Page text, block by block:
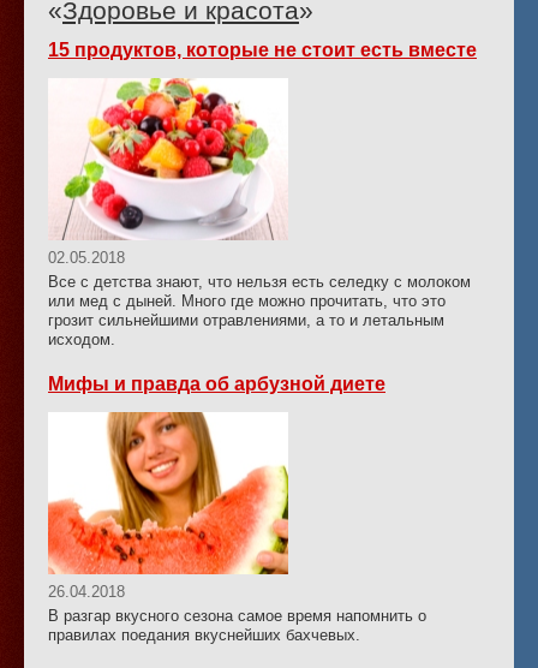
«Здоровье и красота»
15 продуктов, которые не стоит есть вместе
02.05.2018
Все с детства знают, что нельзя есть селедку с молоком
или мед с дыней. Много где можно прочитать, что это
грозит сильнейшими отравлениями, а то и летальным
исходом.
Мифы и правда об арбузной диете
26.04.2018
В разгар вкусного сезона самое время напомнить о
правилах поедания вкуснейших бахчевых.